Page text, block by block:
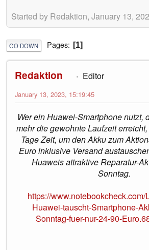
Started by Redaktion, January 13,
GO DOWN Pages 1
Redaktion Editor
January 13, 2023, 15:19:45
Wer ein Huawei-Smartphone nutzt,
mehr die gewohnte Laufzeit
Tage Zeit, um den Akku zum
Euro inklusive Versand
Huaweis attraktive Reparatur-
Sonntag.
https://
Huawei-tauscht-Smartphone-
Sonntag-fuer-nur-24-90-